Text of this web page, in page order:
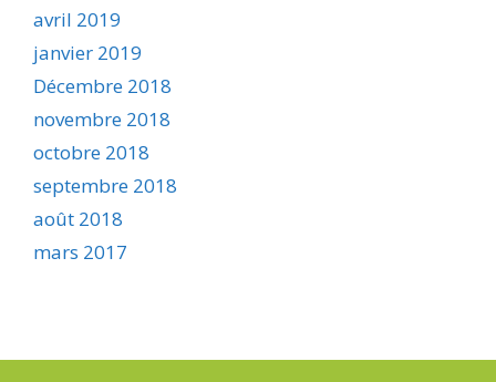
avril 2019
janvier 2019
Décembre 2018
novembre 2018
octobre 2018
septembre 2018
août 2018
mars 2017